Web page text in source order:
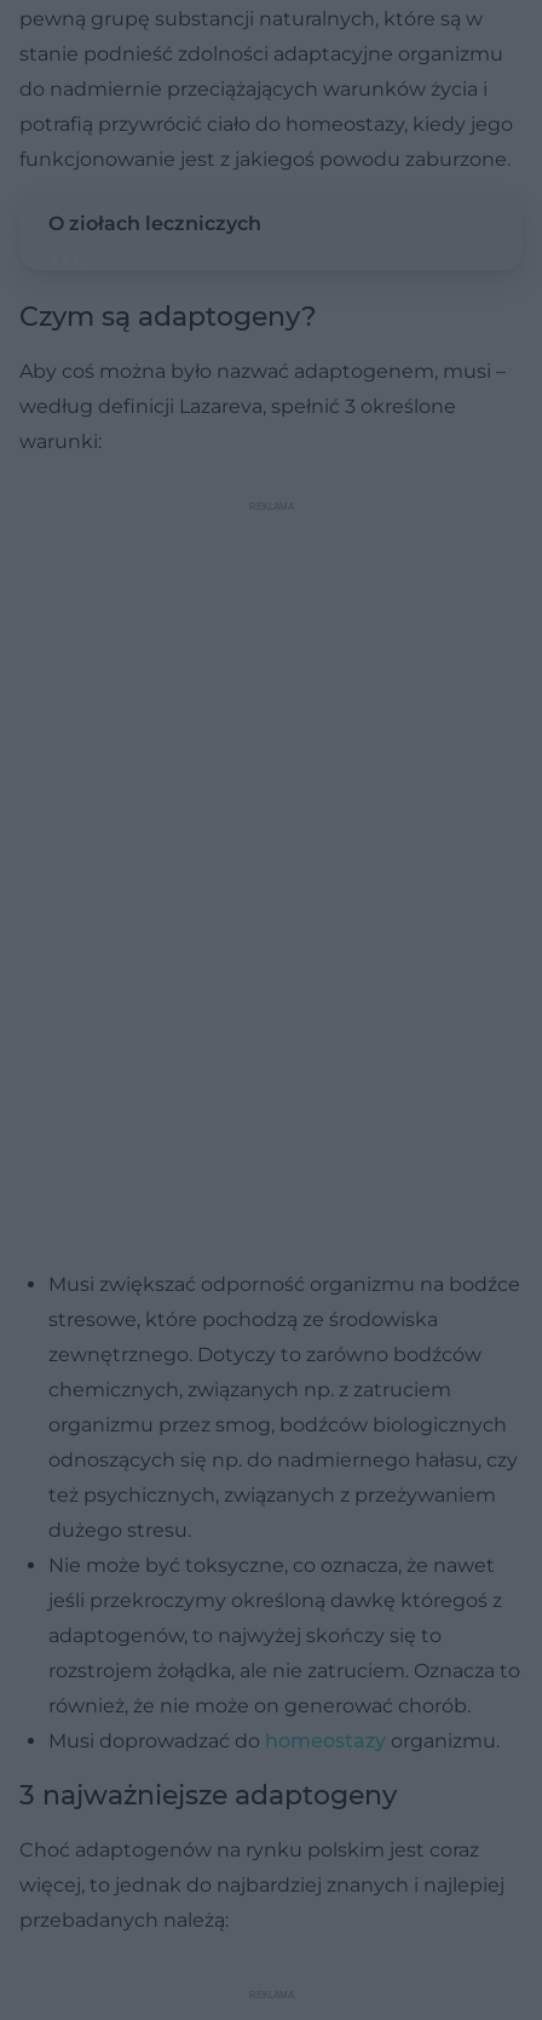
pewną grupę substancji naturalnych, które są w
stanie podnieść zdolności adaptacyjne organizmu
do nadmiernie przeciążających warunków życia i
potrafią przywrócić ciało do homeostazy, kiedy jego
funkcjonowanie jest z jakiegoś powodu zaburzone.
O ziołach leczniczych
Czym są adaptogeny?
Aby coś można było nazwać adaptogenem, musi –
według definicji Lazareva, spełnić 3 określone
warunki:
Musi zwiększać odporność organizmu na bodźce
stresowe, które pochodzą ze środowiska
zewnętrznego. Dotyczy to zarówno bodźców
chemicznych, związanych np. z zatruciem
organizmu przez smog, bodźców biologicznych
odnoszących się np. do nadmiernego hałasu, czy
też psychicznych, związanych z przeżywaniem
dużego stresu.
Nie może być toksyczne, co oznacza, że nawet
jeśli przekroczymy określoną dawkę któregoś z
adaptogenów, to najwyżej skończy się to
rozstrojem żołądka, ale nie zatruciem. Oznacza to
również, że nie może on generować chorób.
Musi doprowadzać do homeostazy organizmu.
3 najważniejsze adaptogeny
Choć adaptogenów na rynku polskim jest coraz
więcej, to jednak do najbardziej znanych i najlepiej
przebadanych należą: